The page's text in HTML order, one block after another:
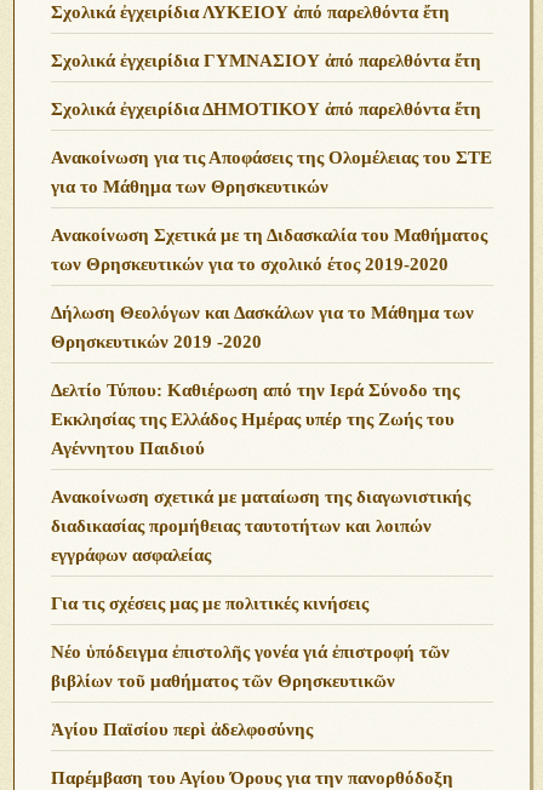
Σχολικά ἐγχειρίδια ΛΥΚΕΙΟΥ ἀπό παρελθόντα ἔτη
Σχολικά ἐγχειρίδια ΓΥΜΝΑΣΙΟΥ ἀπό παρελθόντα ἔτη
Σχολικά ἐγχειρίδια ΔΗΜΟΤΙΚΟΥ ἀπό παρελθόντα ἔτη
Ανακοίνωση για τις Αποφάσεις της Ολομέλειας του ΣΤΕ
για το Μάθημα των Θρησκευτικών
Ανακοίνωση Σχετικά με τη Διδασκαλία του Μαθήματος
των Θρησκευτικών για το σχολικό έτος 2019-2020
Δήλωση Θεολόγων και Δασκάλων για το Μάθημα των
Θρησκευτικών 2019 -2020
Δελτίο Τύπου: Καθιέρωση από την Ιερά Σύνοδο της
Εκκλησίας της Ελλάδος Ημέρας υπέρ της Ζωής του
Αγέννητου Παιδιού
Ανακοίνωση σχετικά με ματαίωση της διαγωνιστικής
διαδικασίας προμήθειας ταυτοτήτων και λοιπών
εγγράφων ασφαλείας
Για τις σχέσεις μας με πολιτικές κινήσεις
Νέο ὑπόδειγμα ἐπιστολῆς γονέα γιά ἐπιστροφή τῶν
βιβλίων τοῦ μαθήματος τῶν Θρησκευτικῶν
Ἁγίου Παϊσίου περὶ ἀδελφοσύνης
Παρέμβαση του Αγίου Όρους για την πανορθόδοξη